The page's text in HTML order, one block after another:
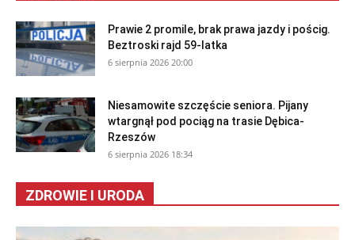
Prawie 2 promile, brak prawa jazdy i pościg.
Beztroski rajd 59-latka
6 sierpnia 2026 20:00
Niesamowite szczęście seniora. Pijany
wtargnął pod pociąg na trasie Dębica-
Rzeszów
6 sierpnia 2026 18:34
ZDROWIE I URODA